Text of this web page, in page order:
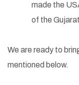
made the
of the
We are ready to
mentioned below.